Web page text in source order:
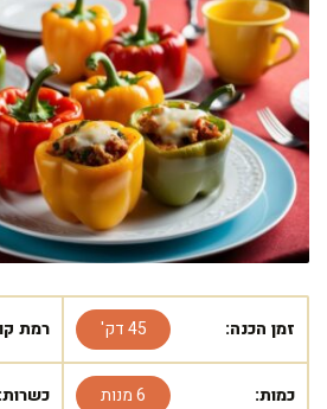
זמן הכנה: 45 דק' רמת
כמות: 6 מנות כשרות: